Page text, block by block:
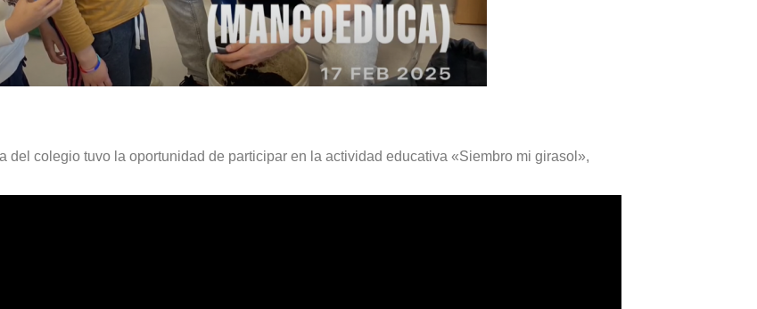
del colegio tuvo la oportunidad de participar en la actividad educativa «Siembro mi girasol»,